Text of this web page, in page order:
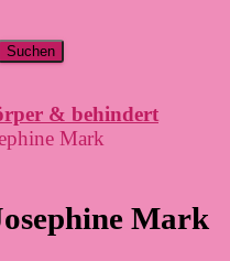
& behindert
Mark
Mark